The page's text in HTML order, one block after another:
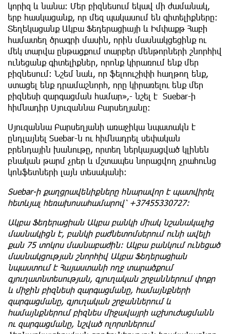
կորիզ և նանա: Մեր բիզնեսում եկավ մի ժամանակ,
երբ հասկացանք, որ մեզ պակասում են գիտելիքները:
Տեղեկացանք Ակբա Ֆեդերացիայի և Իմփաքթ Հաբի
համատեղ ծրագրի մասին, որին մասնակցեցինք ու
մեկ տարվա ընթացքում տարբեր մենթորների շնորհիվ
ունեցանք գիտելիքներ, որոնք կիրառում ենք մեր
բիզնեսում։ Նշեմ նաև, որ ֆելոուշիփի հաղթող ենք,
ստացել ենք դրամաշնորհ, որը կիրառելու ենք մեր
բիզնեսի զարգացման համար»,- նշել է Suebar-ի
հիմնադիր Սյուզաննա Բարսեղյանը։
Սյուզաննա Բարսեղյանի առաջիկա նպատակն է
ընդլայնել Suebar-ն ու հիմնադրել սեփական
բրենդային խանութը, որտեղ ներկայացված կլինեն
բնական թարմ չրեր և մշտապես նորացվող չրահունց
կոնֆետների լայն տեսականի:
Suebar-ի քաղցրավենիքները հնարավոր է պատվիրել
հետևյալ հեռախոսահամարով՝ +37455330727։
Ակբա Ֆեդերացիան Ակբա բանկի միակ նշանակալից
մասնակիցն է, բանկի բաժնետոմսերում ունի ավելի
քան 75 տոկոս մասնաբաժին: Ակբա բանկում ունեցած
մասնակցության շնորհիվ Ակբա Ֆեդերացիան
նպաստում է Հայաստանի ողջ տարածքում
գյուղատնտեսության, գյուղական շրջաններում փոքր
և միջին բիզնեսի զարգացմանը, համայնքների
զարգացմանը, գյուղական շրջաններում և
համայնքներում բիզնես միջավայրի աշխուժացմանն
ու զարգացմանը, նշված ոլորտներում